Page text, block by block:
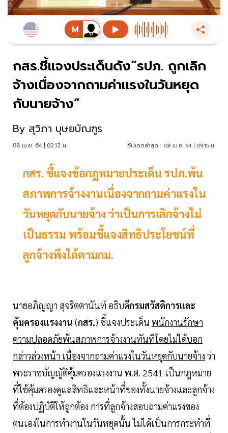
กสร.ชี้แจงประเด็นดัง“รปภ. ถูกเลิก
จ้างเนื่องจากถามค่าแรงในวันหยุด
กับนายจ้าง”
By สุวิภา บุษยบัณฑูร
08 เม.ย. 64 | 02:12 น. อัปเดตล่าสุด : 08 เม.ย. 64 | 09:15 น.
กสร. ชี้แจงข้อกฎหมายประเด็น รปภ.พ้น
สภาพการจ้างงานเนื่องจากถามค่าแรงใน
วันหยุดกับนายจ้าง ว่าเป็นการเลิกจ้างไม่
เป็นธรรม พร้อมชี้แจงสิทธิประโยชน์ที่
ลูกจ้างพึงได้ตามกม.
นายอภิญญา สุจริตตานันท์ อธิบดีกรมสวัสดิการและ
คุ้มครองแรงงาน (กสร.) ชี้แจงประเด็น พนักงานรักษา
ความปลอดภัยพ้นสภาพการจ้างงานทันทีโดยไม่ได้บอก
กล่าวล่วงหน้า เนื่องจากถามค่าแรงในวันหยุดกับนายจ้าง ว่า
พระราชบัญญัติคุ้มครองแรงงาน พ.ศ. 2541 เป็นกฎหมาย
ที่ใช้คุ้มครองดูแลสิทธิและหน้าที่ของทั้งนายจ้างและลูกจ้าง
ที่ต้องปฏิบัติให้ถูกต้อง การที่ลูกจ้างสอบถามค่าแรงของ
ตนเองในการทำงานในวันหยุดนั้น ไม่ได้เป็นการกระทำที่